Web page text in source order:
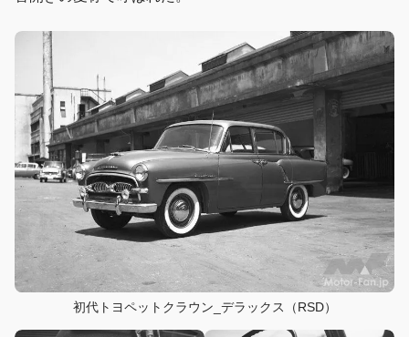
初代トヨペットクラウン_デラックス（RSD）